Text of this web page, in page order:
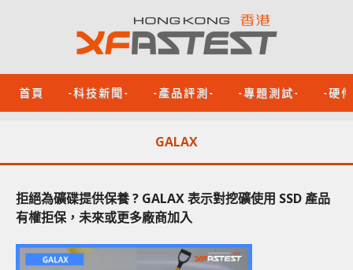
首頁 -科技新聞- -產品評測- -專題測試- -硬
GALAX
拒絕為礦碟提供保養 ? GALAX 表示對挖礦使用 SSD 產品
有權拒保，未來或更多廠商加入